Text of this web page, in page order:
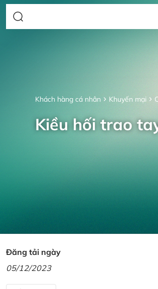
Khách hàng cá nhân Khuyến mại
Kiều hối trao
Đăng tải ngày
05/12/2023